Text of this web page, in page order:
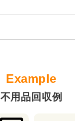
不用品回収例